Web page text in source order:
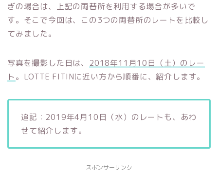
ぎの場合は、上記の両替所を利用する場合が多いで
す。そこで今回は、この3つの両替所のレートを比較し
てみました。
写真を撮影した日は、 2018年11月10日（土）のレー
ト。LOTTE FITINに近い方から順番に、紹介します。
追記：2019年4月10日（水）のレートも、あわ
せて紹介します。
スポンサーリンク